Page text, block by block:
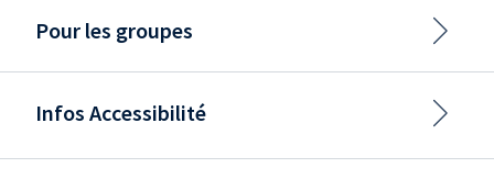
Pour les groupes
Infos Accessibilité